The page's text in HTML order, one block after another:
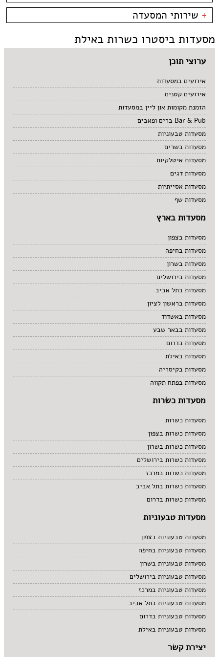
קניון מול הים - טיילת
צמחוני/טבעוני
פירות ים
סושי
אוכל ביתי
בית קפה
טאפאס בר
סיני
כשרות
כשר למהדרין
+ שירותי המסעדה
משלוחים
מסעדות ביסטרו כשרות באילת
ערוצי תוכן
אירועים במסעדות
אירועים קטנים
הזמנת מקומות און ליין במסעדות
Bar & Pub ברים ופאבים
מסעדות טבעוניות
מסעדות בשרים
מסעדות איטלקיות
מסעדות דגים
מסעדות אסייתיות
מסעדות שף
מסעדות בארץ
מסעדות בצפון
מסעדות בחיפה
מסעדות בשרון
מסעדות בירושלים
מסעדות בתל אביב
מסעדות בראשון לציון
מסעדות באשדוד
מסעדות בבאר שבע
מסעדות בדרום
מסעדות באילת
מסעדות בקיסריה
מסעדות בפתח תקווה
מסעדות כשרות
מסעדות כשרות
מסעדות כשרות בצפון
מסעדות כשרות בשרון
מסעדות כשרות בירושלים
מסעדות כשרות במרכז
מסעדות כשרות בתל אביב
מסעדות כשרות בדרום
מסעדות טבעוניות
מסעדות טבעוניות בצפון
מסעדות טבעוניות בחיפה
מסעדות טבעוניות בשרון
מסעדות טבעוניות בירושלים
מסעדות טבעוניות במרכז
מסעדות טבעוניות בתל אביב
מסעדות טבעוניות בדרום
מסעדות טבעוניות באילת
יצירת קשר